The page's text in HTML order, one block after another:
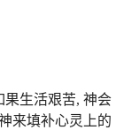
果生活艰苦, 神会
来填补心灵上的